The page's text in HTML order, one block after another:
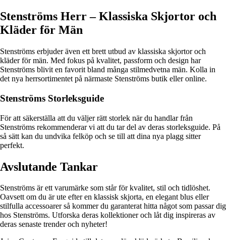
Stenströms Herr – Klassiska Skjortor och
Kläder för Män
Stenströms erbjuder även ett brett utbud av klassiska skjortor och
kläder för män. Med fokus på kvalitet, passform och design har
Stenströms blivit en favorit bland många stilmedvetna män. Kolla in
det nya herrsortimentet på närmaste Stenströms butik eller online.
Stenströms Storleksguide
För att säkerställa att du väljer rätt storlek när du handlar från
Stenströms rekommenderar vi att du tar del av deras storleksguide. På
så sätt kan du undvika felköp och se till att dina nya plagg sitter
perfekt.
Avslutande Tankar
Stenströms är ett varumärke som står för kvalitet, stil och tidlöshet.
Oavsett om du är ute efter en klassisk skjorta, en elegant blus eller
stilfulla accessoarer så kommer du garanterat hitta något som passar dig
hos Stenströms. Utforska deras kollektioner och låt dig inspireras av
deras senaste trender och nyheter!